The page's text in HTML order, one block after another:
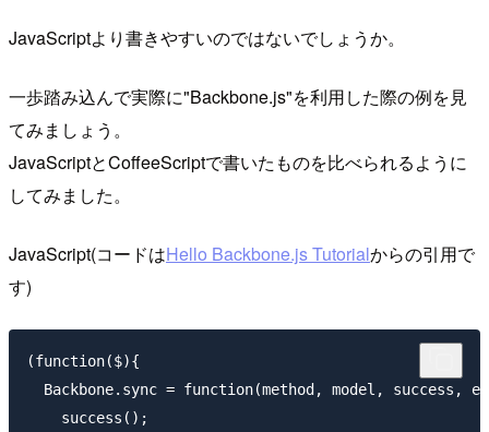
JavaScriptより書きやすいのではないでしょうか。
一歩踏み込んで実際に"Backbone.js"を利用した際の例を見
てみましょう。
JavaScriptとCoffeeScriptで書いたものを比べられるように
してみました。
JavaScript(コードはHello Backbone.js Tutorialからの引用で
す)
(function($){
Backbone.sync = function(method, model, success,
    success();